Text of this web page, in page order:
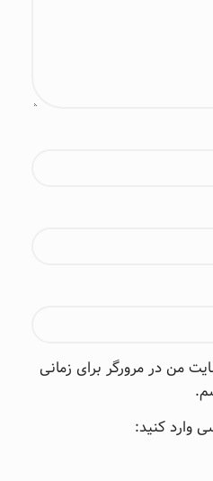
من در مرورگر برای زمانی
وارد کنید: